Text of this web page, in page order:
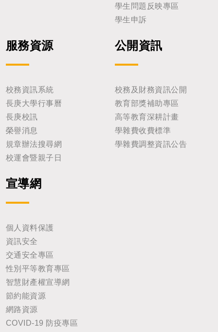
學生問題反映專區
學生申訴
服務資源
校務資訊系統
長庚大學行事曆
長庚校訊
榮譽消息
規章辦法搜尋網
校運會暨親子日
公開資訊
校務及財務資訊公開
教育部獎補助專區
高等教育深耕計畫
學雜費收費標準
學雜費調整資訊公告
宣導網
個人資料保護
資訊安全
交通安全專區
性別平等教育專區
智慧財產權宣導網
節約能資源
網路資源
COVID-19 防疫專區